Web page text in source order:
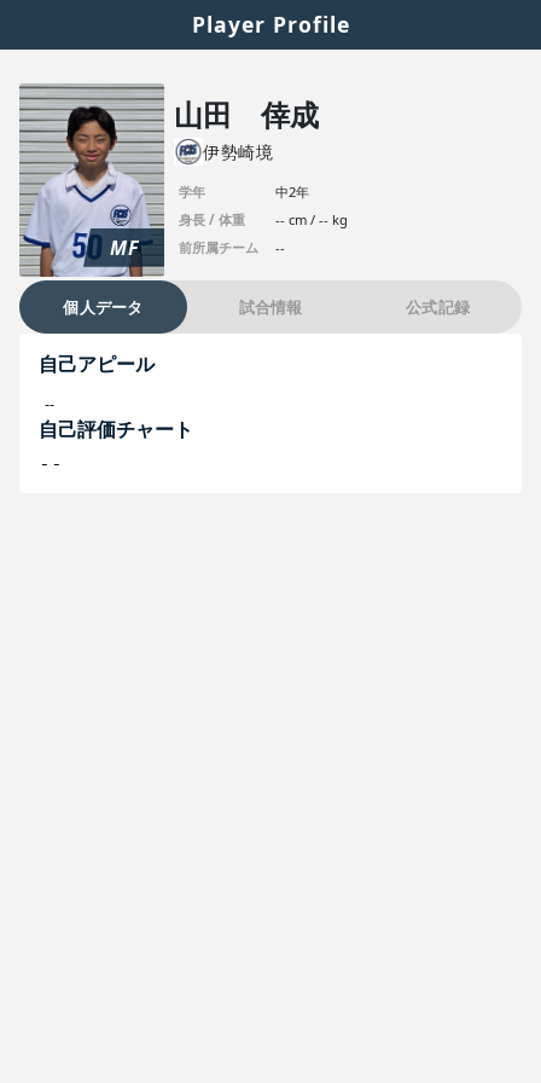
Player Profile
MF
山田 倖成
伊勢崎境
学年
中2年
身長 / 体重
-- cm / -- kg
前所属チーム
--
個人データ 試合情報 公式記録
自己アピール
--
自己評価チャート
--